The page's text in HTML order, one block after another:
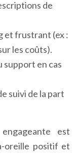
de
et frustrant (ex :
les coûts).
support en cas
suivi de la part
est
oreille positif et